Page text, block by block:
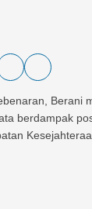
Berani
berdampak